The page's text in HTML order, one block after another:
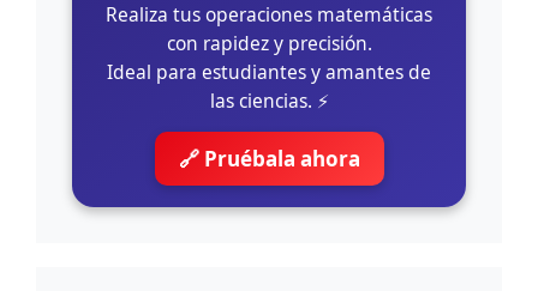
Realiza tus operaciones matemáticas
con rapidez y precisión.
Ideal para estudiantes y amantes de
las ciencias. ⚡
🔗 Pruébala ahora